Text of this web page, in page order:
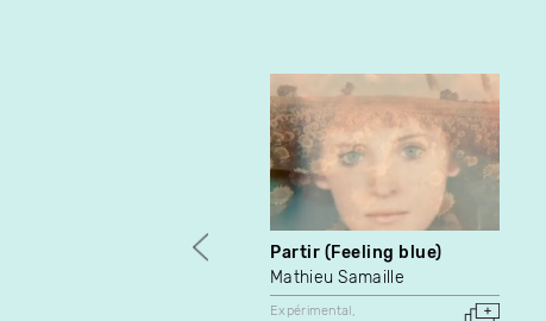
Partir (Feeling blue)
Mathieu Samaille
Expérimental